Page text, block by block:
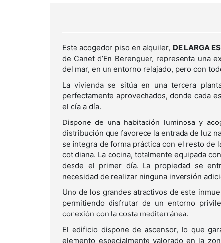
Este acogedor piso en alquiler, DE LARGA
de Canet d’En Berenguer, representa una
del mar, en un entorno relajado, pero con
La vivienda se sitúa en una tercera
perfectamente aprovechados, donde cada
el día a día.
Dispone de una habitación luminosa y
distribución que favorece la entrada de luz
se integra de forma práctica con el resto de
cotidiana. La cocina, totalmente equipada
desde el primer día. La propiedad se
necesidad de realizar ninguna inversión
Uno de los grandes atractivos de este
permitiendo disfrutar de un entorno
conexión con la costa mediterránea.
El edificio dispone de ascensor, lo que
elemento especialmente valorado en la